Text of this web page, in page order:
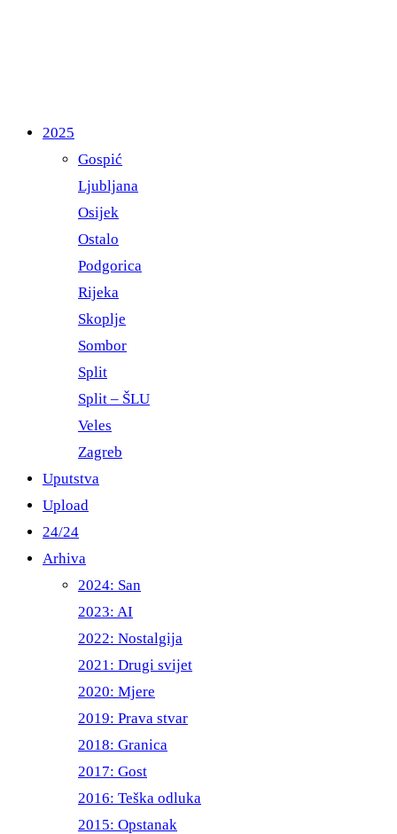
2025
Gospić
Ljubljana
Osijek
Ostalo
Podgorica
Rijeka
Skoplje
Sombor
Split
Split – ŠLU
Veles
Zagreb
Uputstva
Upload
24/24
Arhiva
2024: San
2023: AI
2022: Nostalgija
2021: Drugi svijet
2020: Mjere
2019: Prava stvar
2018: Granica
2017: Gost
2016: Teška odluka
2015: Opstanak